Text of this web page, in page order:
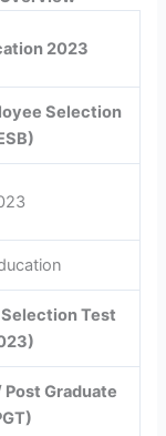
2023
Selection
Test
Graduate